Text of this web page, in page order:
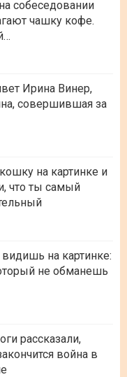
собеседовании
чашку кофе.
Ирина Винер,
совершившая за
на картинке и
что ты самый
на картинке:
не обманешь
рассказали,
война в